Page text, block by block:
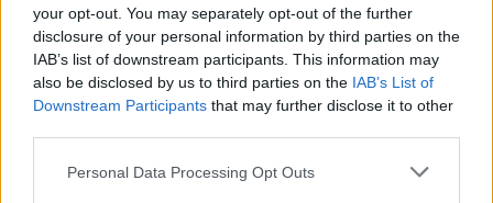
your opt-out. You may separately opt-out of the further
disclosure of your personal information by third parties on the
IAB’s list of downstream participants. This information may
also be disclosed by us to third parties on the IAB’s List of
Downstream Participants that may further disclose it to other
Please note that this website/app uses one or more Google
Personal Data Processing Opt Outs